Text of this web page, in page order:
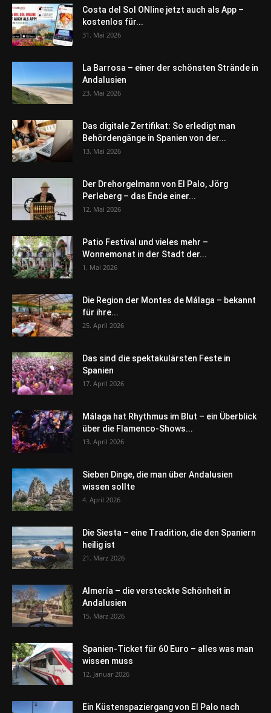
Costa del Sol ONline jetzt auch als App –
kostenlos für...
31. Mai 2026
La Barrosa – einer der schönsten Strände in
Andalusien
23. Mai 2026
Das digitale Zertifikat: So erledigt man
Behördengänge in Spanien von der...
13. Mai 2026
Der Drehorgelmann von El Palo, Jörg
Perleberg – das Ende einer...
12. Mai 2026
Patio Festival und vieles mehr –
Wonnemonat in der Stadt der...
1. Mai 2026
Die Region der Montes de Málaga – bekannt
für ihre...
25. April 2026
Das sind die spektakulärsten Feste in
Spanien
17. April 2026
Málaga hat Rhythmus im Blut – ein Überblick
über die Flamenco-Shows...
13. April 2026
Sieben Dinge, die man über Andalusien
wissen sollte
4. April 2026
Die Siesta – eine Tradition, die den Spaniern
heilig ist
21. März 2026
Almería – die versteckte Schönheit in
Andalusien
15. März 2026
Spanien-Ticket für 60 Euro – alles was man
wissen muss
12. Januar 2026
Ein Küstenspaziergang von El Palo nach